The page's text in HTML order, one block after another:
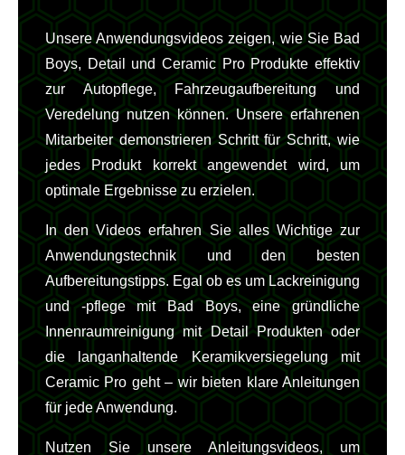
Unsere Anwendungsvideos zeigen, wie Sie Bad
Boys, Detail und Ceramic Pro Produkte effektiv
zur Autopflege, Fahrzeugaufbereitung und
Veredelung nutzen können. Unsere erfahrenen
Mitarbeiter demonstrieren Schritt für Schritt, wie
jedes Produkt korrekt angewendet wird, um
optimale Ergebnisse zu erzielen.
In den Videos erfahren Sie alles Wichtige zur
Anwendungstechnik und den besten
Aufbereitungstipps. Egal ob es um Lackreinigung
und -pflege mit Bad Boys, eine gründliche
Innenraumreinigung mit Detail Produkten oder
die langanhaltende Keramikversiegelung mit
Ceramic Pro geht – wir bieten klare Anleitungen
für jede Anwendung.
Nutzen Sie unsere Anleitungsvideos, um